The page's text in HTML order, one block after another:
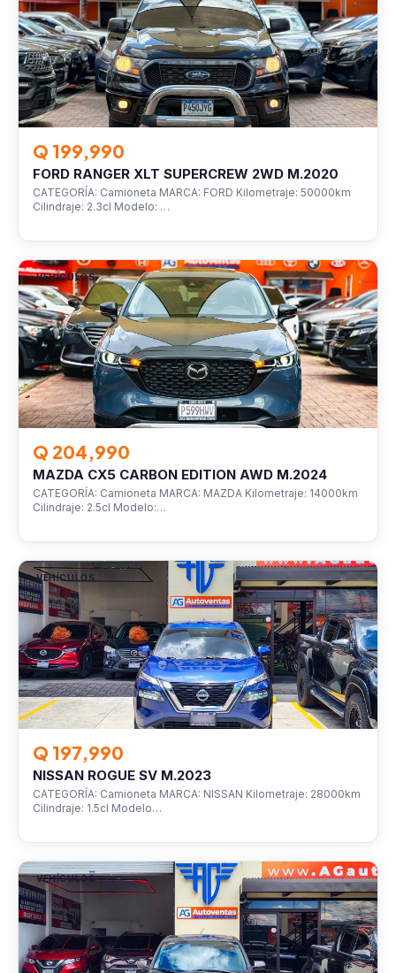
Q 199,990
FORD RANGER XLT SUPERCREW 2WD M.2020
CATEGORÍA: Camioneta MARCA: FORD Kilometraje: 50000km
Cilindraje: 2.3cl Modelo: …
VEHÍCULOS
Q 204,990
MAZDA CX5 CARBON EDITION AWD M.2024
CATEGORÍA: Camioneta MARCA: MAZDA Kilometraje: 14000km
Cilindraje: 2.5cl Modelo:…
VEHÍCULOS
Q 197,990
NISSAN ROGUE SV M.2023
CATEGORÍA: Camioneta MARCA: NISSAN Kilometraje: 28000km
Cilindraje: 1.5cl Modelo…
VEHÍCULOS